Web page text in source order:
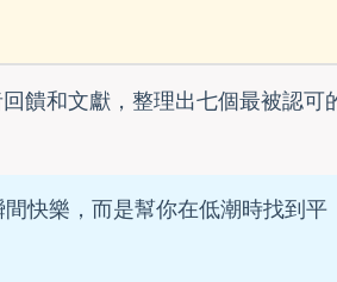
饋和文獻，整理出七個最被認可
快樂，而是幫你在低潮時找到平